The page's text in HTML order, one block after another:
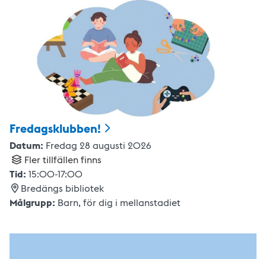
Fredagsklubben!
Datum: Fredag 28 augusti 2026
Fler tillfällen finns
Tid: 15:00-17:00
Bredängs bibliotek
Målgrupp: Barn, för dig i mellanstadiet